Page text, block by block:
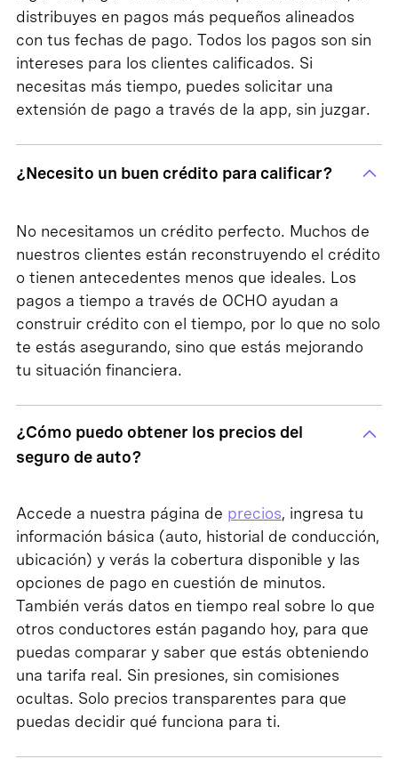
distribuyes en pagos más pequeños alineados
con tus fechas de pago. Todos los pagos son sin
intereses para los clientes calificados. Si
necesitas más tiempo, puedes solicitar una
extensión de pago a través de la app, sin juzgar.
¿Necesito un buen crédito para calificar?
No necesitamos un crédito perfecto. Muchos de
nuestros clientes están reconstruyendo el crédito
o tienen antecedentes menos que ideales. Los
pagos a tiempo a través de OCHO ayudan a
construir crédito con el tiempo, por lo que no solo
te estás asegurando, sino que estás mejorando
tu situación financiera.
¿Cómo puedo obtener los precios del
seguro de auto?
Accede a nuestra página de precios, ingresa tu
información básica (auto, historial de conducción,
ubicación) y verás la cobertura disponible y las
opciones de pago en cuestión de minutos.
También verás datos en tiempo real sobre lo que
otros conductores están pagando hoy, para que
puedas comparar y saber que estás obteniendo
una tarifa real. Sin presiones, sin comisiones
ocultas. Solo precios transparentes para que
puedas decidir qué funciona para ti.